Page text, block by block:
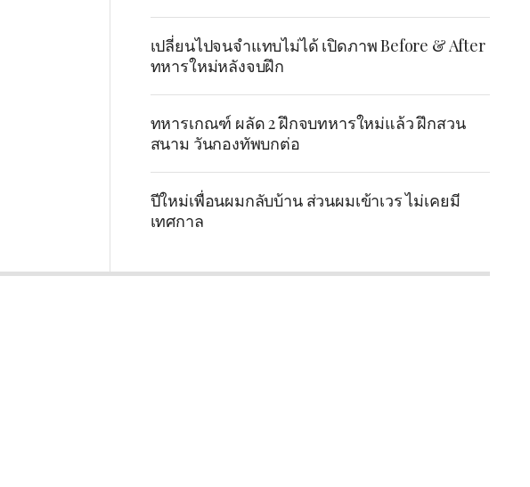
เปลี่ยนไปจนจำแทบไม่ได้ เปิดภาพ Before & After
ทหารใหม่หลังจบฝึก
ทหารเกณฑ์ ผลัด 2 ฝึกจบทหารใหม่แล้ว ฝึกสวน
สนาม วันกองทัพบกต่อ
ปีใหม่เพื่อนผมกลับบ้าน ส่วนผมเข้าเวร ไม่เคยมี
เทศกาล